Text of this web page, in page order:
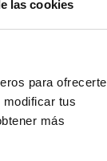
las cookies
para ofrecerte
modificar tus
más